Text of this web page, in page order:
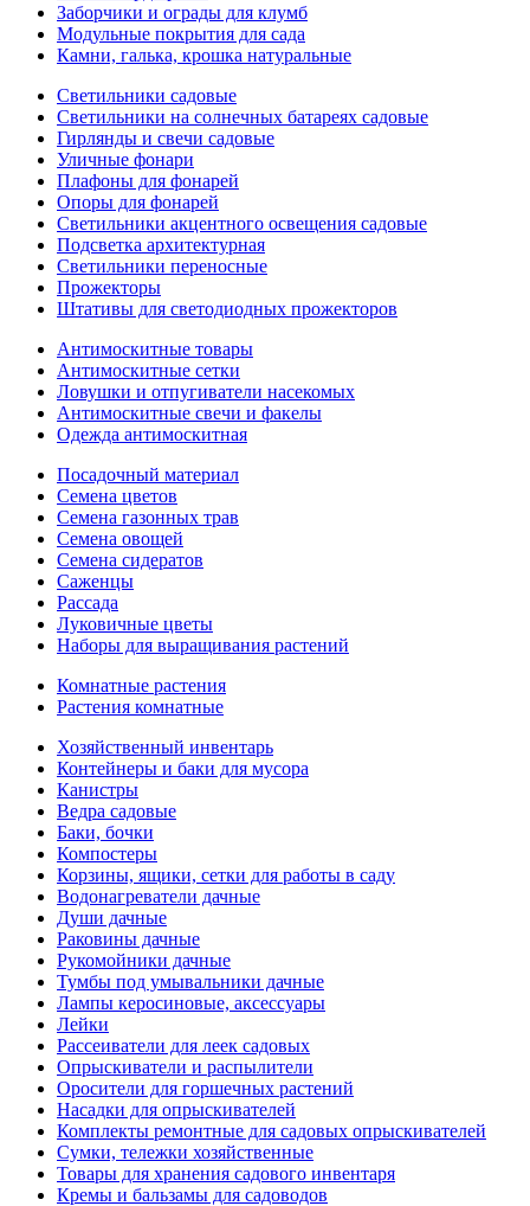
Заборчики и ограды для клумб
Модульные покрытия для сада
Камни, галька, крошка натуральные
Светильники садовые
Светильники на солнечных батареях садовые
Гирлянды и свечи садовые
Уличные фонари
Плафоны для фонарей
Опоры для фонарей
Светильники акцентного освещения садовые
Подсветка архитектурная
Светильники переносные
Прожекторы
Штативы для светодиодных прожекторов
Антимоскитные товары
Антимоскитные сетки
Ловушки и отпугиватели насекомых
Антимоскитные свечи и факелы
Одежда антимоскитная
Посадочный материал
Семена цветов
Семена газонных трав
Семена овощей
Семена сидератов
Саженцы
Рассада
Луковичные цветы
Наборы для выращивания растений
Комнатные растения
Растения комнатные
Хозяйственный инвентарь
Контейнеры и баки для мусора
Канистры
Ведра садовые
Баки, бочки
Компостеры
Корзины, ящики, сетки для работы в саду
Водонагреватели дачные
Души дачные
Раковины дачные
Рукомойники дачные
Тумбы под умывальники дачные
Лампы керосиновые, аксессуары
Лейки
Рассеиватели для леек садовых
Опрыскиватели и распылители
Оросители для горшечных растений
Насадки для опрыскивателей
Комплекты ремонтные для садовых опрыскивателей
Сумки, тележки хозяйственные
Товары для хранения садового инвентаря
Кремы и бальзамы для садоводов